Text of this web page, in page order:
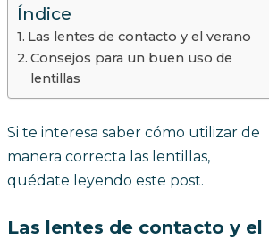
Índice
Las lentes de contacto y el verano
Consejos para un buen uso de
lentillas
Si te interesa saber cómo utilizar de
manera correcta las lentillas,
quédate leyendo este post.
Las lentes de contacto y el